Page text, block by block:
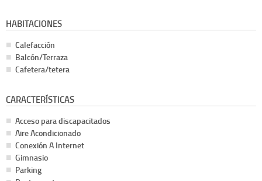
HABITACIONES
Calefacción
Balcón/Terraza
Cafetera/tetera
CARACTERÍSTICAS
Acceso para discapacitados
Aire Acondicionado
Conexión A Internet
Gimnasio
Parking